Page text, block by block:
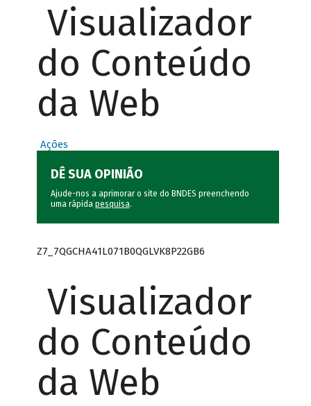
Visualizador
do Conteúdo
da Web
Ações
DÊ SUA OPINIÃO
Ajude-nos a aprimorar o site do BNDES preenchendo
uma rápida pesquisa.
Z7_7QGCHA41L071B0QGLVK8P22GB6
Visualizador
do Conteúdo
da Web